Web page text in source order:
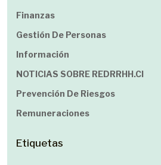
Finanzas
Gestión De Personas
Información
NOTICIAS SOBRE REDRRHH.cl
Prevención De Riesgos
Remuneraciones
Etiquetas